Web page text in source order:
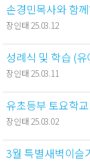
손경민목사와 함
장인태 25.03.12
성례식 및 학습 (
장인태 25.03.11
유초등부 토요학교
장인태 25.03.02
3월 특별새벽이슬